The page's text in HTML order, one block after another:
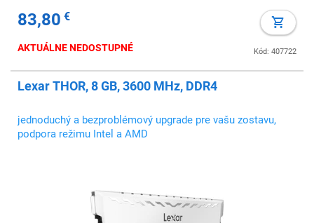
83,80 €
Kód: 407722
AKTUÁLNE NEDOSTUPNÉ
Lexar THOR, 8 GB, 3600 MHz, DDR4
jednoduchý a bezproblémový upgrade pre vašu zostavu,
podpora režimu Intel a AMD